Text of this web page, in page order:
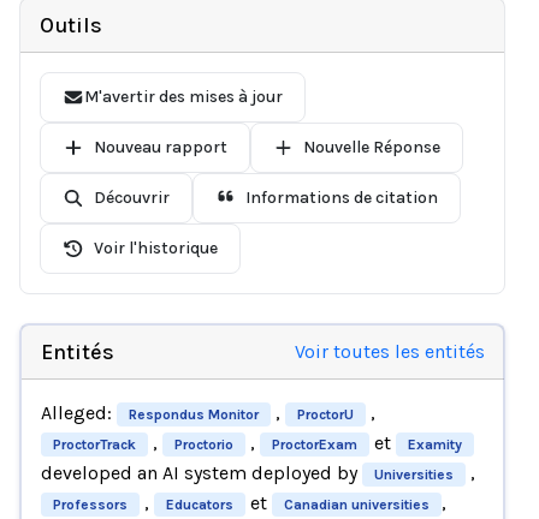
Outils
M'avertir des mises à jour
Nouveau rapport Nouvelle Réponse
Découvrir Informations de citation
Voir l'historique
Entités Voir toutes les entités
Alleged: Respondus Monitor , ProctorU ,
ProctorTrack , Proctorio , ProctorExam et Examity
developed an AI system deployed by Universities ,
Professors , Educators et Canadian universities
,